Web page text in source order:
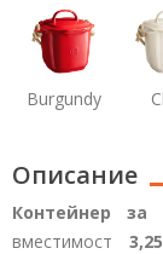
Burgundy
Описание
Контейнер за
вместимост